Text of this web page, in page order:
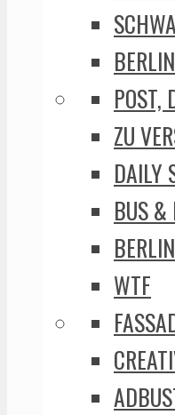
POST,
ZU
DAILY
BUS
WTF